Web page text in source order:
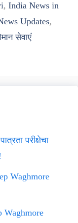
, India News in
Updates,
सेवाएं
परीक्षेचा
Waghmore
Waghmore